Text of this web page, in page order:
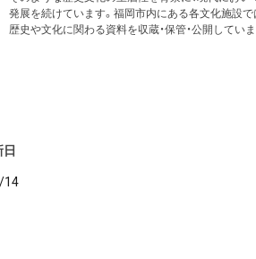
発展を続けています。福岡市内にある各文化施設で
歴史や文化に関わる資料を収蔵・保管・公開していま
14